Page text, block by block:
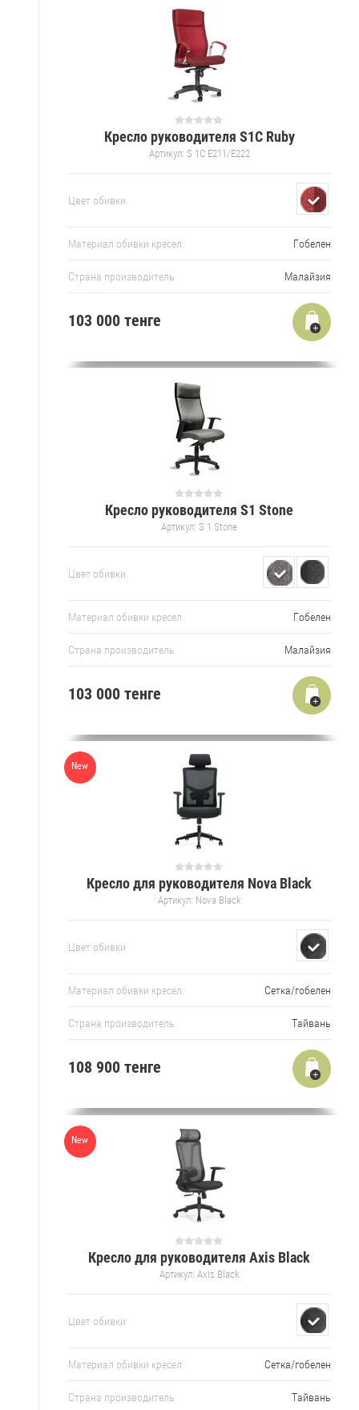
Кресло руководителя S1C Ruby
Артикул: S 1C E211/E222
Цвет обивки
Материал обивки кресел Гобелен
Страна производитель Малайзия
103 000 тенге
Кресло руководителя S1 Stone
Артикул: S 1 Stone
Цвет обивки
Материал обивки кресел Гобелен
Страна производитель Малайзия
103 000 тенге
Кресло для руководителя Nova Black
Артикул: Nova Black
Цвет обивки
Материал обивки кресел Сетка/гобелен
Страна производитель Тайвань
New
108 900 тенге
Кресло для руководителя Axis Black
Артикул: Axis Black
Цвет обивки
Материал обивки кресел Сетка/гобелен
Страна производитель Тайвань
New